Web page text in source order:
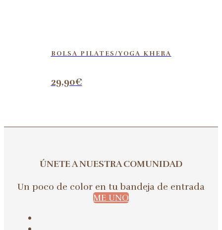
BOLSA PILATES/YOGA KHERA
29,90€
ÚNETE A NUESTRA COMUNIDAD
Un poco de color en tu bandeja de entrada
ME UNO